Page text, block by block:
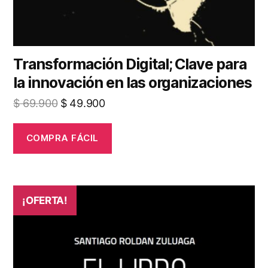
Transformación Digital; Clave para
la innovación en las organizaciones
$69.900 El
original
era:
$49.900El
es:
COMPRA FÁCIL
¡OFERTA!